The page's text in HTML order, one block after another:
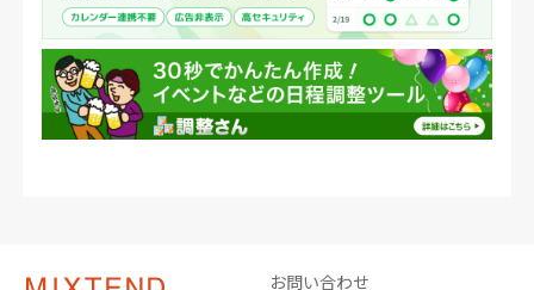
お問い合わせ